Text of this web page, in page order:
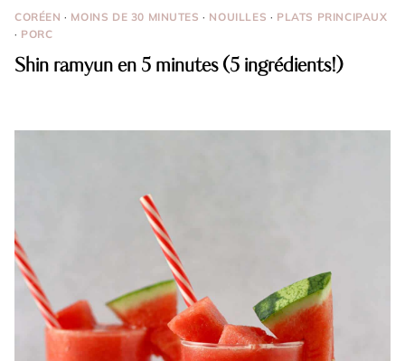
CORÉEN · MOINS DE 30 MINUTES · NOUILLES · PLATS PRINCIPAUX
· PORC
Shin ramyun en 5 minutes (5 ingrédients!)